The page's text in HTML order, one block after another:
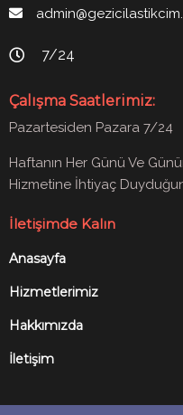
7/24
Çalışma Saatlerimiz:
Pazartesiden Pazara 7/24
Haftanın Her Günü Ve
Hizmetine İhtiyaç
İletişimde Kalın
Anasayfa
Hizmetlerimiz
Hakkımızda
İletişim